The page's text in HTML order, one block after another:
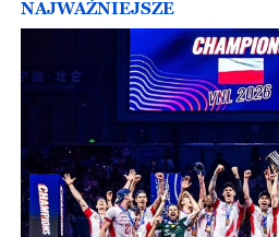
NAJWAŻNIEJSZE